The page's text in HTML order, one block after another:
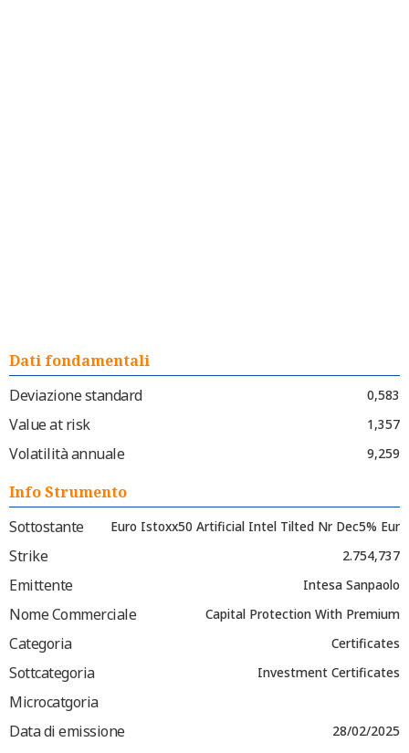
Dati fondamentali
Deviazione standard
0,583
Value at risk 1,357
Volatilità annuale 9,259
Info Strumento
Sottostante
Euro Istoxx50 Artificial Intel Tilted Nr Dec5% Eur
Strike 2.754,737
Emittente Intesa Sanpaolo
Nome Commerciale Capital Protection With Premium
Categoria Certificates
Sottcategoria Investment Certificates
Microcatgoria
Data di emissione
28/02/2025